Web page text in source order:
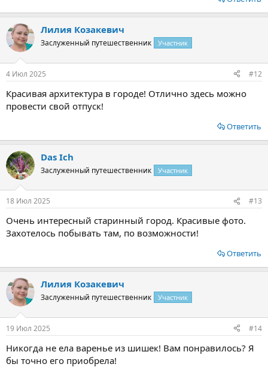
Лилия Козакевич
Заслуженный путешественник Участник
4 Июл 2025 #12
Красивая архитектура в городе! Отлично здесь можно
провести свой отпуск!
Ответить
Das Ich
Заслуженный путешественник Участник
18 Июл 2025 #13
Очень интересный старинный город. Красивые фото.
Захотелось побывать там, по возможности!
Ответить
Лилия Козакевич
Заслуженный путешественник Участник
19 Июл 2025 #14
Никогда не ела варенье из шишек! Вам понравилось? Я
бы точно его приобрела!